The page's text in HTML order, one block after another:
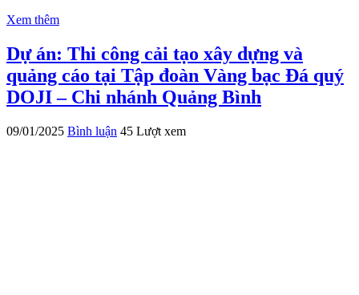
Xem thêm
Dự án: Thi công cải tạo xây dựng và
quảng cáo tại Tập đoàn Vàng bạc Đá quý
DOJI – Chi nhánh Quảng Bình
09/01/2025 Bình luận 45 Lượt xem